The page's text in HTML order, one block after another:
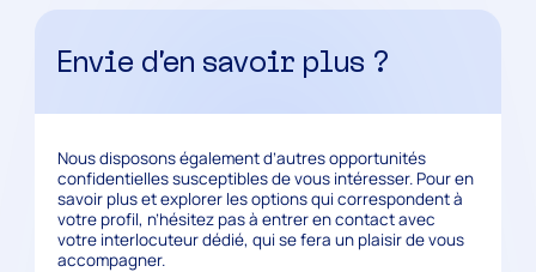
Envie d’en savoir plus ?
Nous disposons également d’autres opportunités
confidentielles susceptibles de vous intéresser. Pour en
savoir plus et explorer les options qui correspondent à
votre profil, n’hésitez pas à entrer en contact avec
votre interlocuteur dédié, qui se fera un plaisir de vous
accompagner.